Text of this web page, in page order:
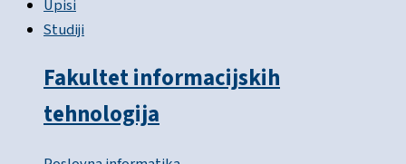
Upisi
Studiji
Fakultet informacijskih
tehnologija